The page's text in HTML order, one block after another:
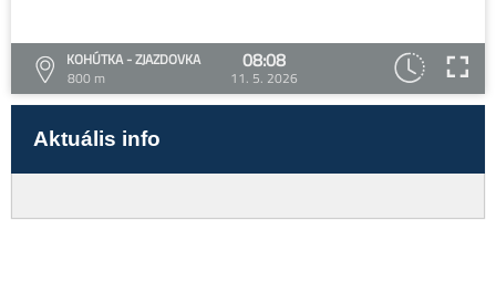
KOHÚTKA - ZJAZDOVKA
800 m
08:08
11. 5. 2026
Aktuális info